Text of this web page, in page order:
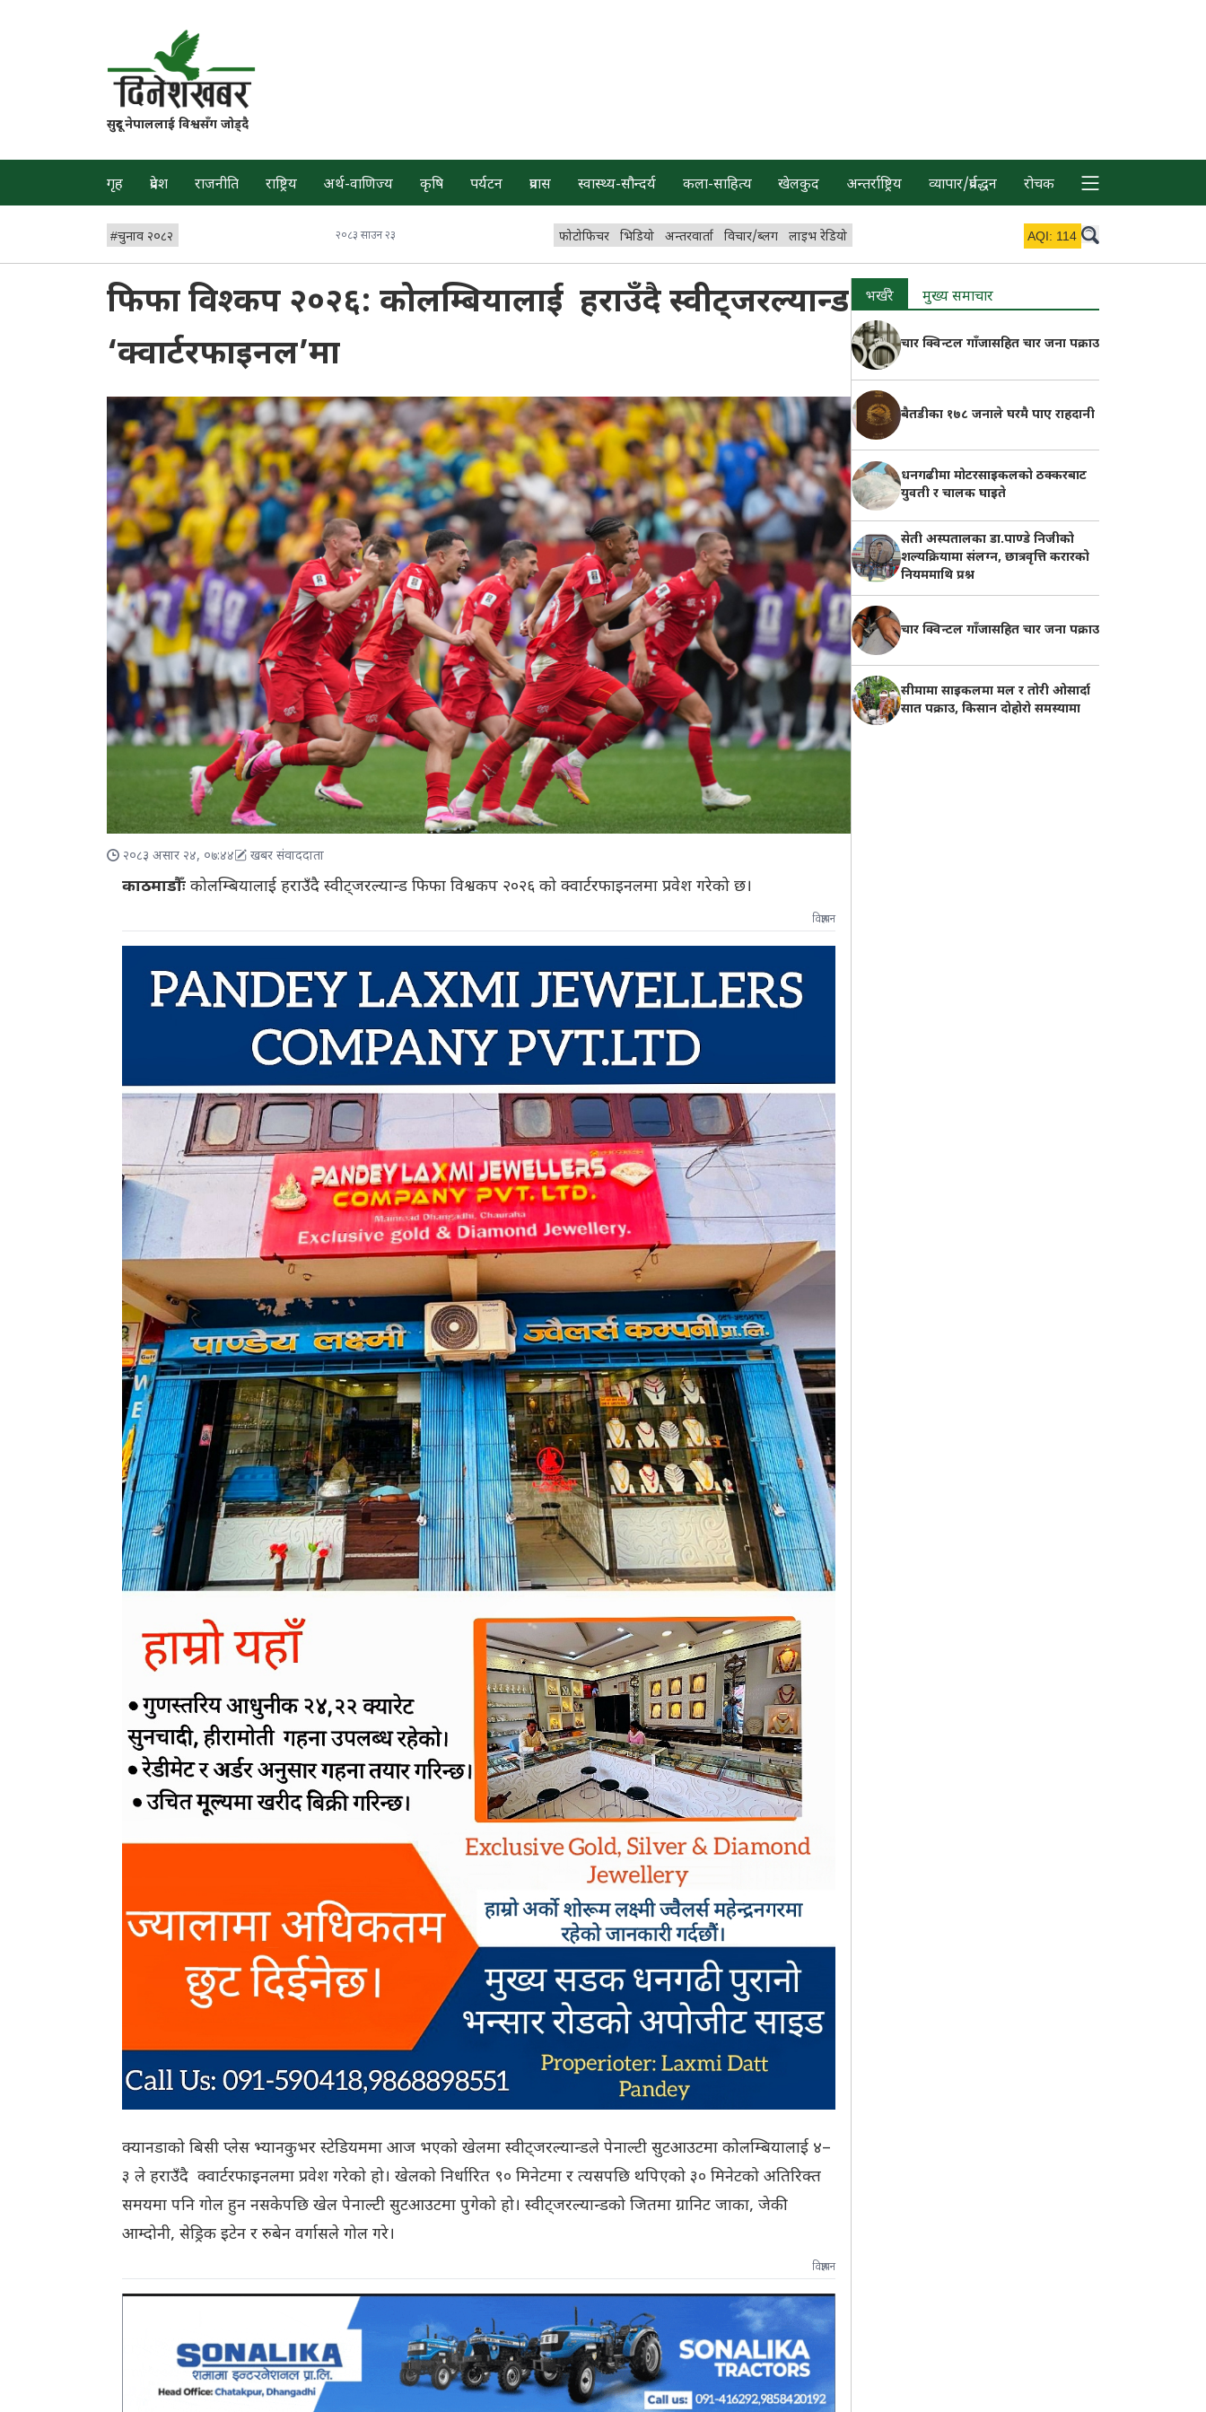
सुदूर नेपाललाई विश्वसँग जोड्दै
गृह प्रदेश राजनीति राष्ट्रिय अर्थ-वाणिज्य कृषि पर्यटन प्रवास स्वास्थ्य-सौन्दर्य कला-साहित्य खेलकुद अन्तर्राष्ट्रिय व्यापार/प्रर्वद्धन रोचक
#चुनाव २०८२ २०८३ साउन २३ फोटोफिचर भिडियो अन्तरवार्ता विचार/ब्लग लाइभ रेडियो AQI: 114
फिफा विश्कप २०२६: कोलम्बियालाई हराउँदै स्वीट्जरल्यान्ड
‘क्वार्टरफाइनल’मा
२०८३ असार २४, ०७:४४ खबर संवाददाता
काठमाडौँः कोलम्बियालाई हराउँदै स्वीट्जरल्यान्ड फिफा विश्वकप २०२६ को क्वार्टरफाइनलमा प्रवेश गरेको छ।
विज्ञापन
क्यानडाको बिसी प्लेस भ्यानकुभर स्टेडियममा आज भएको खेलमा स्वीट्जरल्यान्डले पेनाल्टी सुटआउटमा कोलम्बियालाई ४–
३ ले हराउँदै क्वार्टरफाइनलमा प्रवेश गरेको हो। खेलको निर्धारित ९० मिनेटमा र त्यसपछि थपिएको ३० मिनेटको अतिरिक्त
समयमा पनि गोल हुन नसकेपछि खेल पेनाल्टी सुटआउटमा पुगेको हो। स्वीट्जरल्यान्डको जितमा ग्रानिट जाका, जेकी
आम्दोनी, सेड्रिक इटेन र रुबेन वर्गासले गोल गरे।
विज्ञापन
भर्खरै मुख्य समाचार
चार क्विन्टल गाँजासहित चार जना पक्राउ
बैतडीका १७८ जनाले घरमै पाए राहदानी
धनगढीमा मोटरसाइकलको ठक्करबाट
युवती र चालक घाइते
सेती अस्पतालका डा.पाण्डे निजीको
शल्यक्रियामा संलग्न, छात्रवृत्ति करारको
नियममाथि प्रश्न
चार क्विन्टल गाँजासहित चार जना पक्राउ
सीमामा साइकलमा मल र तोरी ओसार्दा
सात पक्राउ, किसान दोहोरो समस्यामा